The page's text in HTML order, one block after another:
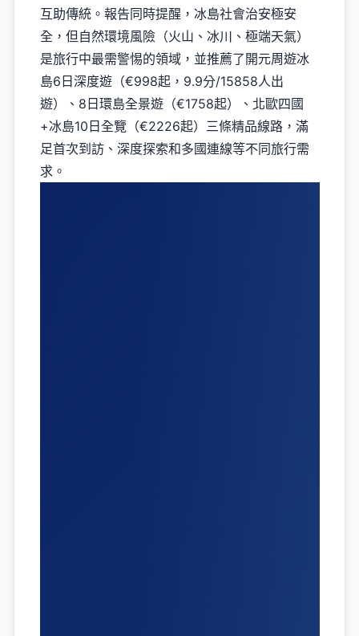
互助傳統。報告同時提醒，冰島社會治安極安
全，但自然環境風險（火山、冰川、極端天氣）
是旅行中最需警惕的領域，並推薦了開元周遊冰
島6日深度遊（€998起，9.9分/15858人出
遊）、8日環島全景遊（€1758起）、北歐四國
+冰島10日全覽（€2226起）三條精品線路，滿
足首次到訪、深度探索和多國連線等不同旅行需
求。